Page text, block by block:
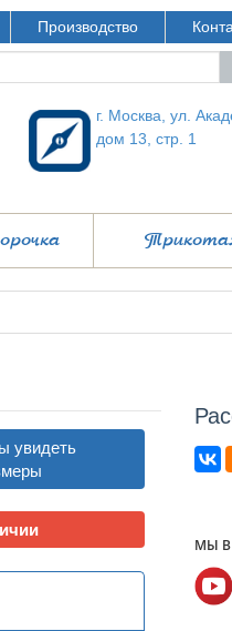
Производство
г. Москва, ул.
дом 13, стр. 1
увидеть
МЫ В